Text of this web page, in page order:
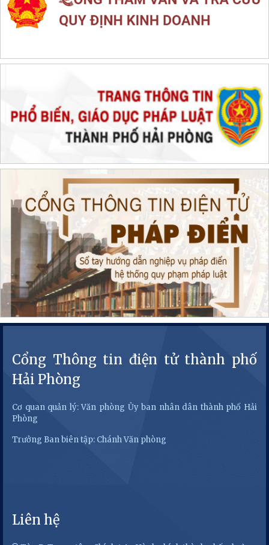
Cổng Thông tin điện tử thành phố
Hải Phòng
Cơ quan quản lý: Văn phòng Ủy ban nhân dân thành phố Hải
Phòng
Trưởng Ban biên tập: Chánh Văn phòng
Liên hệ